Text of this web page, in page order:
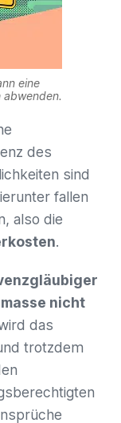
eine
des
sind
fallen
also die
.
nicht
das
trotzdem